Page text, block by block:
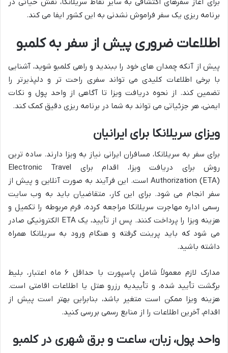
برنامه ریزی یک سفر فراموش نشدنی به این کشور ایفا می کند.
اطلاعات ضروری پیش از سفر به کلمبو
پیش از آنکه چمدان های خود را ببندید و راهی کلمبو شوید، آشنایی
با برخی اطلاعات کلیدی می تواند سفری راحت تر و دلپذیرتر را
تضمین کند. از نحوه دریافت ویزا تا آگاهی از واحد پول و نکات
ایمنی، هر جزئیاتی می تواند به شما در برنامه ریزی دقیق کمک کند.
ویزای سریلانکا برای ایرانیان
برای سفر به سریلانکا، مسافران ایرانی نیاز به ویزا دارند. ساده ترین
روش برای دریافت ویزا، اقدام برای Electronic Travel
Authorization (ETA) است. این فرآیند به صورت آنلاین و پیش از
سفر انجام می شود. برای این کار، متقاضیان باید به وب سایت
رسمی اداره مهاجرت سریلانکا مراجعه کرده، فرم مربوطه را تکمیل و
هزینه ویزا را پرداخت کنند. پس از تأیید، یک ETA الکترونیکی صادر
می شود که باید پرینت گرفته و هنگام ورود به سریلانکا همراه
داشته باشید.
مدارک لازم معمولاً شامل پاسپورت با حداقل ۶ ماه اعتبار، بلیط
برگشت تأیید شده، و تأییدیه رزرو هتل یا اطلاعات اقامتی است.
هزینه ویزا ممکن است متغیر باشد، بنابراین بهتر است پیش از
اقدام، آخرین اطلاعات را از منابع رسمی بررسی کنید.
واحد پول، زبان، ساعت و برق شهری در کلمبو